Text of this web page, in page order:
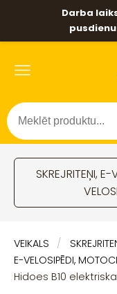
Darba
SKREJRITEŅI,
VEIKALS
E-VELOSIPĒDI,
Hidoes B10